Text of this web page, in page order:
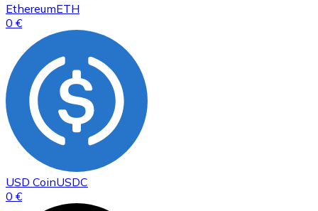
EthereumETH
0 €
USD CoinUSDC
0 €